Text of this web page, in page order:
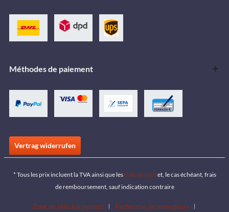
Méthodes de paiement
Vertrag widerrufen
* Tous les prix incluent la TVA ainsi que lesfrais de portet, le cas échéant, frais
de remboursement, sauf indication contraire
Zone de téléchargement Recherche de revendeurs